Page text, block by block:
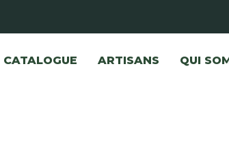
CATALOGUE ARTISANS QUI